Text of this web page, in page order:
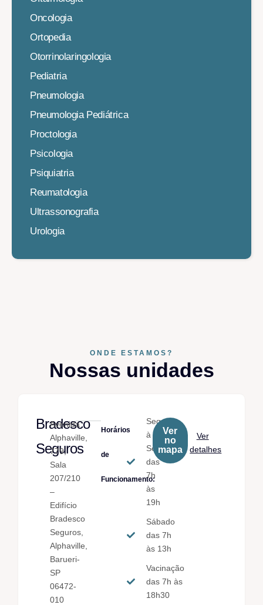
Oncologia
Ortopedia
Otorrinolaringologia
Pediatria
Pneumologia
Pneumologia Pediátrica
Proctologia
Psicologia
Psiquiatria
Reumatologia
Ultrassonografia
Urologia
ONDE ESTAMOS?
Nossas unidades
Bradesco
Seguros
Avenida
Alphaville,
779,
Sala
207/210
–
Edifício
Bradesco
Seguros,
Alphaville,
Barueri-
SP
06472-
010
Horários
de
Funcionamento:
Seg.
à
Sex.
das
7h
às
19h
Sábado
das 7h
às 13h
Vacinação
das 7h às
18h30
Ver
no
mapa
Ver
detalhes